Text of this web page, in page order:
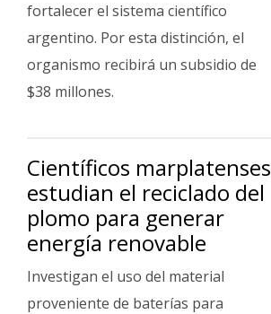
fortalecer el sistema científico
argentino. Por esta distinción, el
organismo recibirá un subsidio de
$38 millones.
Científicos marplatenses
estudian el reciclado del
plomo para generar
energía renovable
Investigan el uso del material
proveniente de baterías para